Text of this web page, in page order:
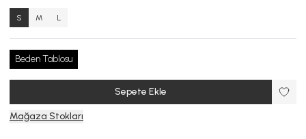
S M L
Beden Tablosu
Sepete Ekle
Mağaza Stokları